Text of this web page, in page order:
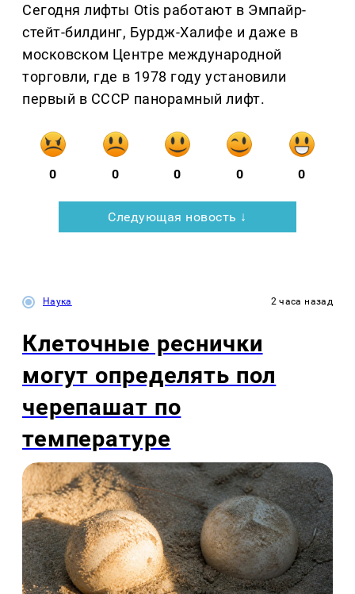
Сегодня лифты Otis работают в Эмпайр-
стейт-билдинг, Бурдж-Халифе и даже в
московском Центре международной
торговли, где в 1978 году установили
первый в СССР панорамный лифт.
0 0 0 0 0
Следующая новость ↓
Наука 2 часа назад
Клеточные реснички
могут определять пол
черепашат по
температуре